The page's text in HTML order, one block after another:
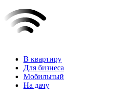
В квартиру
Для бизнеса
Мобильный
На дачу